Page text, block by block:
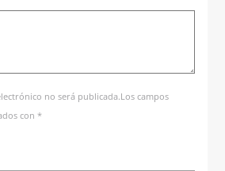
no será publicada.Los campos
con *